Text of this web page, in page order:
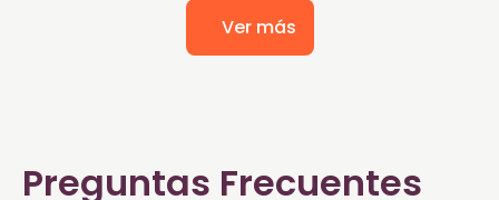
Ver más
Preguntas Frecuentes